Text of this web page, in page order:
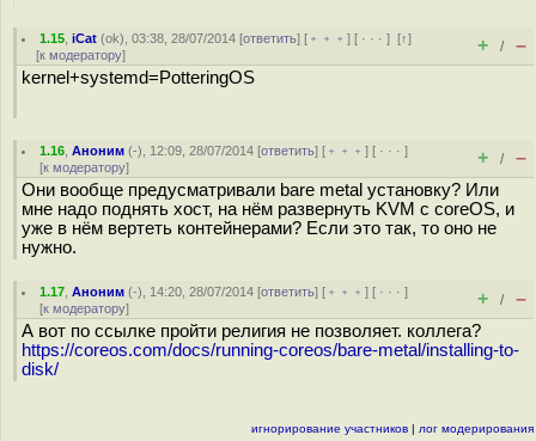
1.15 ,iCat (ok), 03:38, 28/07/2014 [ответить] [ ﹢﹢﹢] [ · · ·][↑]
[к модератору] + / –
kernel+systemd=PotteringOS
1.16 ,Аноним (-), 12:09, 28/07/2014 [ответить] [ ﹢﹢﹢] [ · · ·]
[к модератору] + / –
Они вообще предусматривали bare metal установку? Или
мне надо поднять хост, на нём развернуть KVM с coreOS, и
уже в нём вертеть контейнерами? Если это так, то оно не
нужно.
1.17 ,Аноним (-), 14:20, 28/07/2014 [ответить] [ ﹢﹢﹢] [ · · ·]
[к модератору] + / –
А вот по ссылке пройти религия не позволяет. коллега?
https://coreos.com/docs/running-coreos/bare-metal/installing-to-
disk/
игнорирование участников | лог модерирования